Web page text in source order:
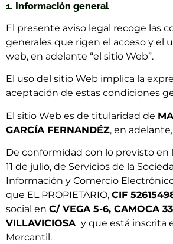
1. Información general
El presente aviso legal recoge las
generales que rigen el acceso y el
web, en adelante “el sitio Web”.
El uso del sitio Web implica la
aceptación de estas condiciones
El sitio Web es de titularidad de
GARCÍA FERNANDÉZ, en
De conformidad con lo previsto en
11 de julio, de Servicios de la
Información y Comercio
que EL PROPIETARIO, CIF
social en C/ VEGA 5-6, CAMOCA
VILLAVICIOSA y que está inscrita
Mercantil.